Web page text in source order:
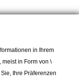
in Ihrem
in Form von \
Ihre Präferenzen